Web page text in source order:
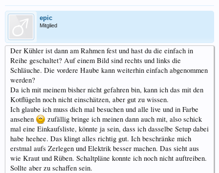
epic
Mitglied
Der Kühler ist dann am Rahmen fest und hast du die einfach in
Reihe geschaltet? Auf einem Bild sind rechts und links die
Schläuche. Die vordere Haube kann weiterhin einfach abgenommen
werden?
Da ich mit meinem bisher nicht gefahren bin, kann ich das mit den
Kotflügeln noch nicht einschätzen, aber gut zu wissen.
Ich glaube ich muss dich mal besuchen und alle live und in Farbe
ansehen
zufällig bringe ich meinen dann auch mit, also schick
mal eine Einkaufsliste, könnte ja sein, dass ich dasselbe Setup dabei
habe heehee. Das klingt alles richtig gut. Ich beschränke mich
erstmal aufs Zerlegen und Elektrik besser machen. Das sieht aus
wie Kraut und Rüben. Schaltpläne konnte ich noch nicht auftreiben.
Sollte aber zu schaffen sein.